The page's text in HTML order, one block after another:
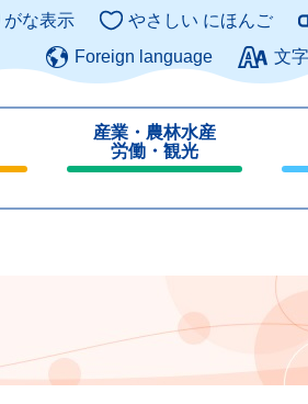
このページの
がな表示 やさしい にほんご
Foreign language
文
産業・農林水産
労働・観光
じ
じ